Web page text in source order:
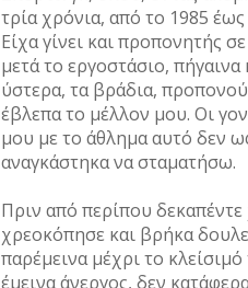
τρία χρόνια, από το 1985
Είχα γίνει και προπονητής
μετά το εργοστάσιο,
ύστερα, τα βράδια,
έβλεπα το μέλλον μου. Οι
μου με το άθλημα αυτό δεν
αναγκάστηκα να σταματήσω.
Πριν από περίπου
χρεοκόπησε και βρήκα
παρέμεινα μέχρι το
έμεινα άνεργος, δεν